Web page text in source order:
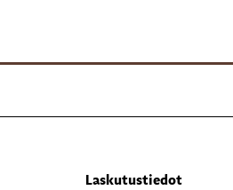
Laskutustiedot